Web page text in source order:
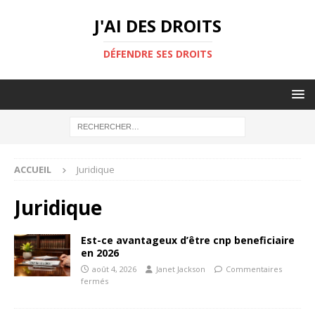
J'AI DES DROITS
DÉFENDRE SES DROITS
ACCUEIL Juridique
Juridique
Est-ce avantageux d’être cnp beneficiaire
en 2026
août 4, 2026 Janet Jackson
Commentaires
fermés